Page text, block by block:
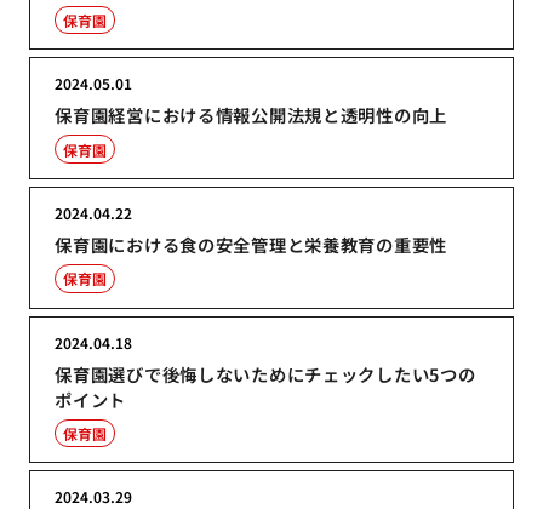
保育園
保育園経営における情報公開法規と透明性の向上
2024.05.01
保育園
保育園における食の安全管理と栄養教育の重要性
2024.04.22
保育園
保育園選びで後悔しないためにチェックしたい5つの
ポイント
2024.04.18
保育園
2024.03.29